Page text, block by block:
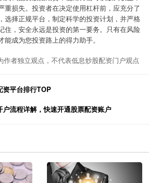
重损失。投资者在决定使用杠杆前，应充分了
选择正规平台，制定科学的投资计划，并严格
住，安全永远是投资的第一要务。只有在风险
成为您投资路上的得力助手。
作者独立观点，不代表低息炒股配资门户观点
资平台排行TOP
户流程详解，快速开通股票配资账户